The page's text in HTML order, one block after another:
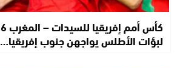
لبؤات الأطلس يواجهن جنوب إفريقيا…